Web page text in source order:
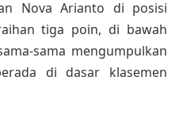
Nova Arianto di posisi
tiga poin, di bawah
sama mengumpulkan
di dasar klasemen